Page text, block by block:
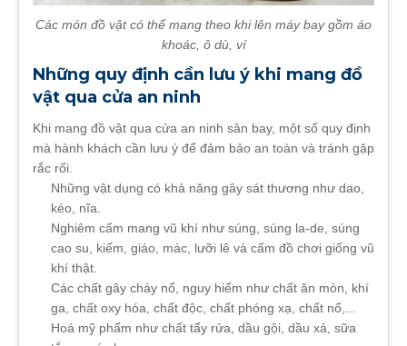
Các món đồ vật có thể mang theo khi lên máy bay gồm áo
khoác, ô dù, ví
Những quy định cần lưu ý khi mang đồ
vật qua cửa an ninh
Khi mang đồ vật qua cửa an ninh sân bay, một số quy định
mà hành khách cần lưu ý để đảm bảo an toàn và tránh gặp
rắc rối.
Những vật dụng có khả năng gây sát thương như dao,
kéo, nĩa.
Nghiêm cấm mang vũ khí như súng, súng la-de, súng
cao su, kiếm, giáo, mác, lưỡi lê và cấm đồ chơi giống vũ
khí thật.
Các chất gây cháy nổ, nguy hiểm như chất ăn mòn, khí
ga, chất oxy hóa, chất độc, chất phóng xạ, chất nổ,...
Hoá mỹ phẩm như chất tẩy rửa, dầu gội, dầu xả, sữa